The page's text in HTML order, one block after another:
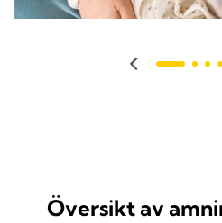
Översikt av